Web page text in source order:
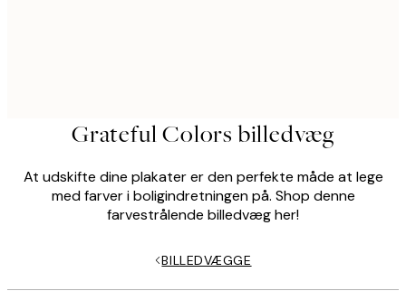
Grateful Colors billedvæg
At udskifte dine plakater er den perfekte måde at lege
med farver i boligindretningen på. Shop denne
farvestrålende billedvæg her!
BILLEDVÆGGE